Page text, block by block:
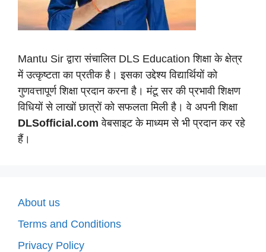
Mantu Sir द्वारा संचालित DLS Education शिक्षा के क्षेत्र
में उत्कृष्टता का प्रतीक है। इसका उद्देश्य विद्यार्थियों को
गुणवत्तापूर्ण शिक्षा प्रदान करना है। मंटू सर की प्रभावी शिक्षण
विधियों से लाखों छात्रों को सफलता मिली है। वे अपनी शिक्षा
DLSofficial.com वेबसाइट के माध्यम से भी प्रदान कर रहे
हैं।
About us
Terms and Conditions
Privacy Policy